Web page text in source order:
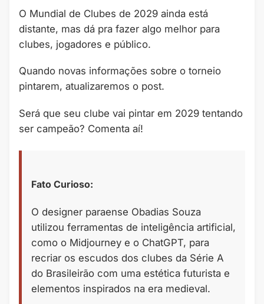
O Mundial de Clubes de 2029 ainda está
distante, mas dá pra fazer algo melhor para
clubes, jogadores e público.
Quando novas informações sobre o torneio
pintarem, atualizaremos o post.
Será que seu clube vai pintar em 2029 tentando
ser campeão? Comenta aí!
Fato Curioso:
O designer paraense Obadias Souza
utilizou ferramentas de inteligência artificial,
como o Midjourney e o ChatGPT, para
recriar os escudos dos clubes da Série A
do Brasileirão com uma estética futurista e
elementos inspirados na era medieval.